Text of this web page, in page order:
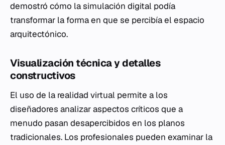
demostró cómo la simulación digital podía
transformar la forma en que se percibía el espacio
arquitectónico.
Visualización técnica y detalles
constructivos
El uso de la realidad virtual permite a los
diseñadores analizar aspectos críticos que a
menudo pasan desapercibidos en los planos
tradicionales. Los profesionales pueden examinar la